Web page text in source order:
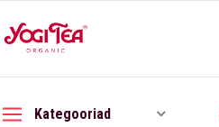
Kategooriad